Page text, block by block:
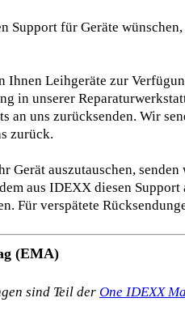
Support für Geräte
Ihnen Leihgeräte zur
in unserer
an uns zurücksenden. Wir
zurück.
Gerät auszutauschen,
aus IDEXX diesen
Für verspätete
(EMA)
sind Teil der One IDEXX